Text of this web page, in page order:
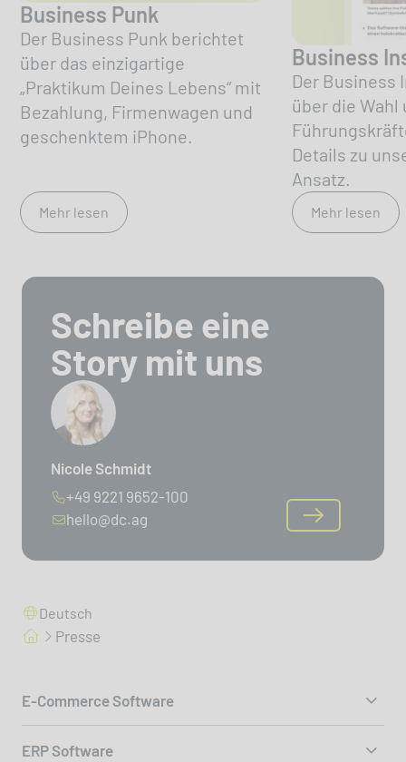
Business Punk
Der Business Punk berichtet
über das einzigartige
„Praktikum Deines Lebens“ mit
Bezahlung, Firmenwagen und
geschenktem iPhone.
Mehr lesen
Business
Der Business
über die Wahl
Details zu
Ansatz.
Mehr lesen
Schreibe eine
Story mit uns
Nicole Schmidt
+49 9221 9652-100
hello@dc.ag
Deutsch
Presse
E-Commerce Software
ERP Software